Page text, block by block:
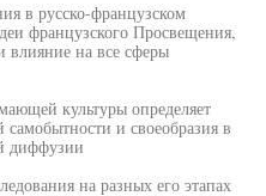
в русско-французском
французского Просвещения,
влияние на все сферы
культуры определяет
и своеобразия в
диффузии
на разных его этапах